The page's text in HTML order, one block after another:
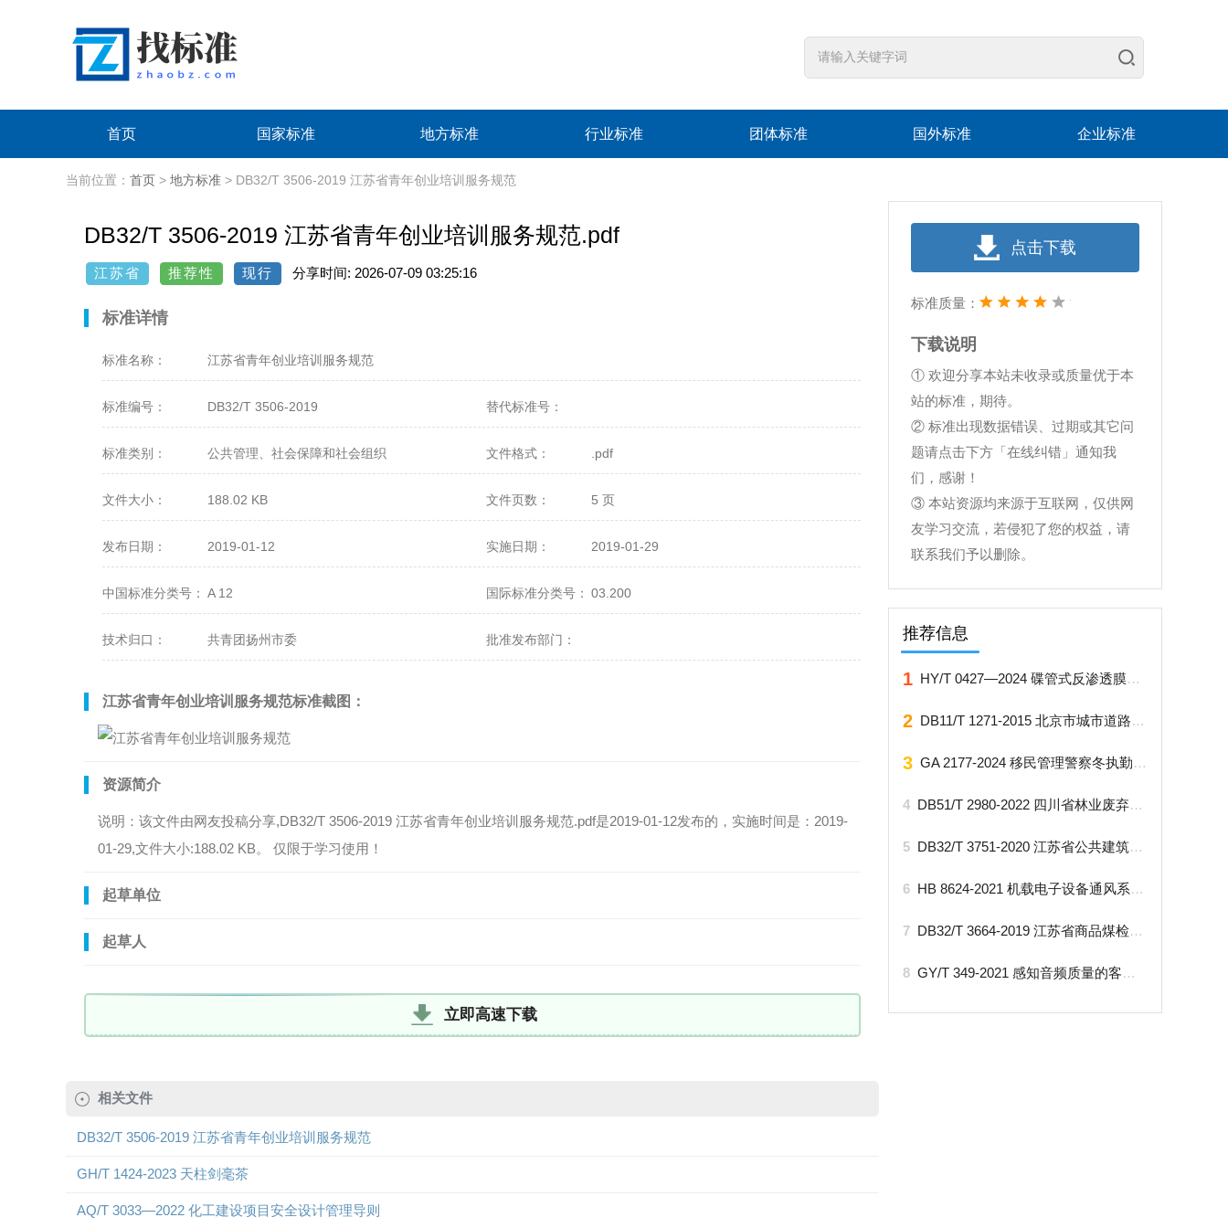
首页 国家标准 地方标准 行业标准 团体标准 国外标准 企业标准
当前位置： 首页 > 地方标准 > DB32/T 3506-2019 江苏省青年创业培训服务规范
DB32/T 3506-2019 江苏省青年创业培训服务规范.pdf
江苏省 推荐性 现行 分享时间: 2026-07-09 03:25:16
标准详情
标准名称： 江苏省青年创业培训服务规范
标准编号： DB32/T 3506-2019 替代标准号：
标准类别： 公共管理、社会保障和社会组织 文件格式： .pdf
文件大小： 188.02 KB 文件页数： 5 页
发布日期： 2019-01-12 实施日期： 2019-01-29
中国标准分类号： A 12 国际标准分类号： 03.200
技术归口： 共青团扬州市委 批准发布部门：
江苏省青年创业培训服务规范标准截图：
资源简介
说明：该文件由网友投稿分享,DB32/T 3506-2019 江苏省青年创业培训服务规范.pdf是2019-01-12发布的，实施时间是：2019-
01-29,文件大小:188.02 KB。 仅限于学习使用！
起草单位
起草人
立即高速下载
相关文件
DB32/T 3506-2019 江苏省青年创业培训服务规范
GH/T 1424-2023 天柱剑毫茶
AQ/T 3033—2022 化工建设项目安全设计管理导则
点击下载
标准质量：
下载说明
① 欢迎分享本站未收录或质量优于本
站的标准，期待。
② 标准出现数据错误、过期或其它问
题请点击下方「在线纠错」通知我
们，感谢！
③ 本站资源均来源于互联网，仅供网
友学习交流，若侵犯了您的权益，请
联系我们予以删除。
推荐信息
1 HY/T 0427—2024 碟管式反渗透膜组件
2 DB11/T 1271-2015 北京市城市道路大修工程质量检验规范
3 GA 2177-2024 移民管理警察冬执勤头盔
4 DB51/T 2980-2022 四川省林业废弃物肥料化利用技术规程
5 DB32/T 3751-2020 江苏省公共建筑能源审计标准
6 HB 8624-2021 机载电子设备通风系统通用要求
7 DB32/T 3664-2019 江苏省商品煤检验第三方服务规范
8 GY/T 349-2021 感知音频质量的客观测量方法